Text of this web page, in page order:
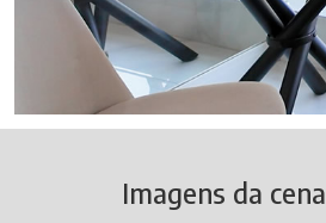
Imagens da cena